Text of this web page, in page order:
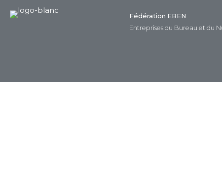
Fédération EBEN
Entreprises du Bureau et du